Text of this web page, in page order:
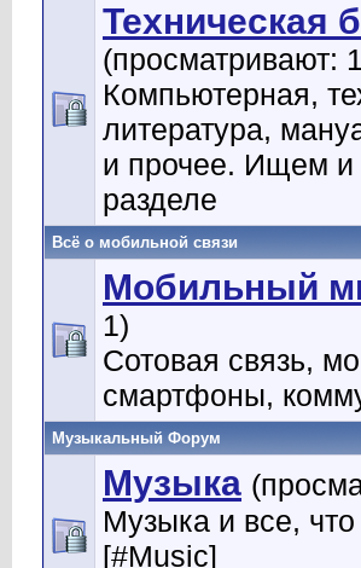
Техническая
(просматривают:
Компьютерная,
литература,
и прочее. Ищем и
разделе
Всё о мобильной связи
Мобильный
1)
Сотовая связь,
смартфоны,
Музыкальный Форум
Музыка
Музыка и все,
[#Music]